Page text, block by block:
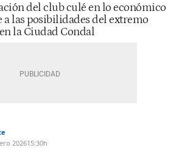
del club culé en lo económico
a las posibilidades del extremo
la Ciudad Condal
202615:30h